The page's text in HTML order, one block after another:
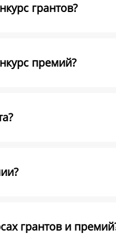
грантов?
премий?
грантов и